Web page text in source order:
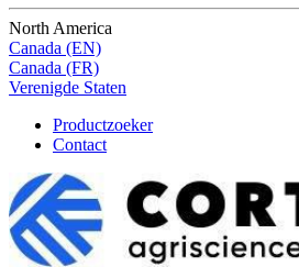
North America
Canada (EN)
Canada (FR)
Verenigde Staten
Productzoeker
Contact